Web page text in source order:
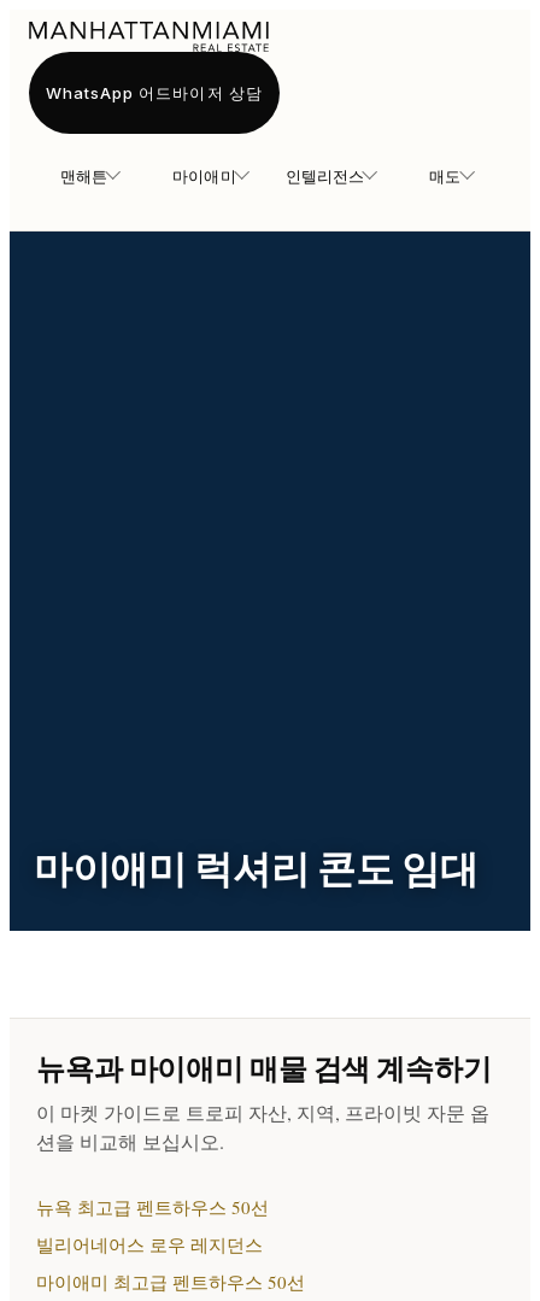
맨해튼 마이애미 인텔리전스 매도
WhatsApp 어드바이저 상담
마이애미 럭셔리 콘도 임대
뉴욕과 마이애미 매물 검색 계속하기
이 마켓 가이드로 트로피 자산, 지역, 프라이빗 자문 옵
션을 비교해 보십시오.
뉴욕 최고급 펜트하우스 50선
빌리어네어스 로우 레지던스
마이애미 최고급 펜트하우스 50선